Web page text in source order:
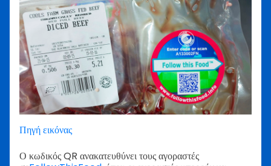
Πηγή εικόνας
Ο κωδικός QR ανακατευθύνει τους αγοραστές